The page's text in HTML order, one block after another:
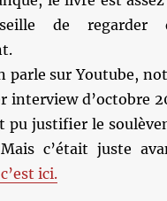
de regarder
parle sur Youtube,
interview d’octobre
pu justifier le
c’était juste
ici.